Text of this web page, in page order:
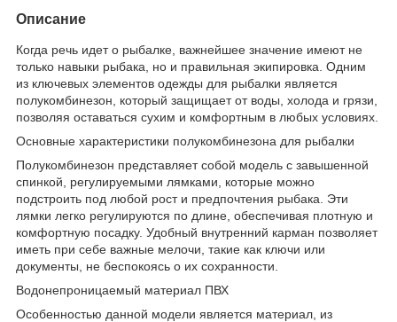
Описание
Когда речь идет о рыбалке, важнейшее значение имеют не
только навыки рыбака, но и правильная экипировка. Одним
из ключевых элементов одежды для рыбалки является
полукомбинезон, который защищает от воды, холода и грязи,
позволяя оставаться сухим и комфортным в любых условиях.
Основные характеристики полукомбинезона для рыбалки
Полукомбинезон представляет собой модель с завышенной
спинкой, регулируемыми лямками, которые можно
подстроить под любой рост и предпочтения рыбака. Эти
лямки легко регулируются по длине, обеспечивая плотную и
комфортную посадку. Удобный внутренний карман позволяет
иметь при себе важные мелочи, такие как ключи или
документы, не беспокоясь о их сохранности.
Водонепроницаемый материал ПВХ
Особенностью данной модели является материал, из